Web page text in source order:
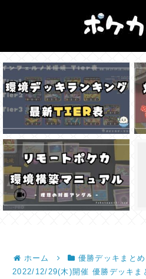
ホーム 優勝デッキまとめ
2022/12/29(木)開催 優勝デッキま